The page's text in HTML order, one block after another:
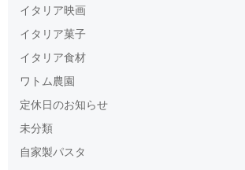
イタリア映画
イタリア菓子
イタリア食材
ワトム農園
定休日のお知らせ
未分類
自家製パスタ